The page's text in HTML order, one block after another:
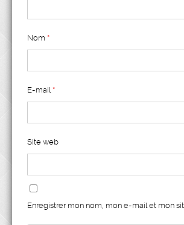
Nom *
E-mail *
Site web
Enregistrer mon nom, mon e-mail et mon